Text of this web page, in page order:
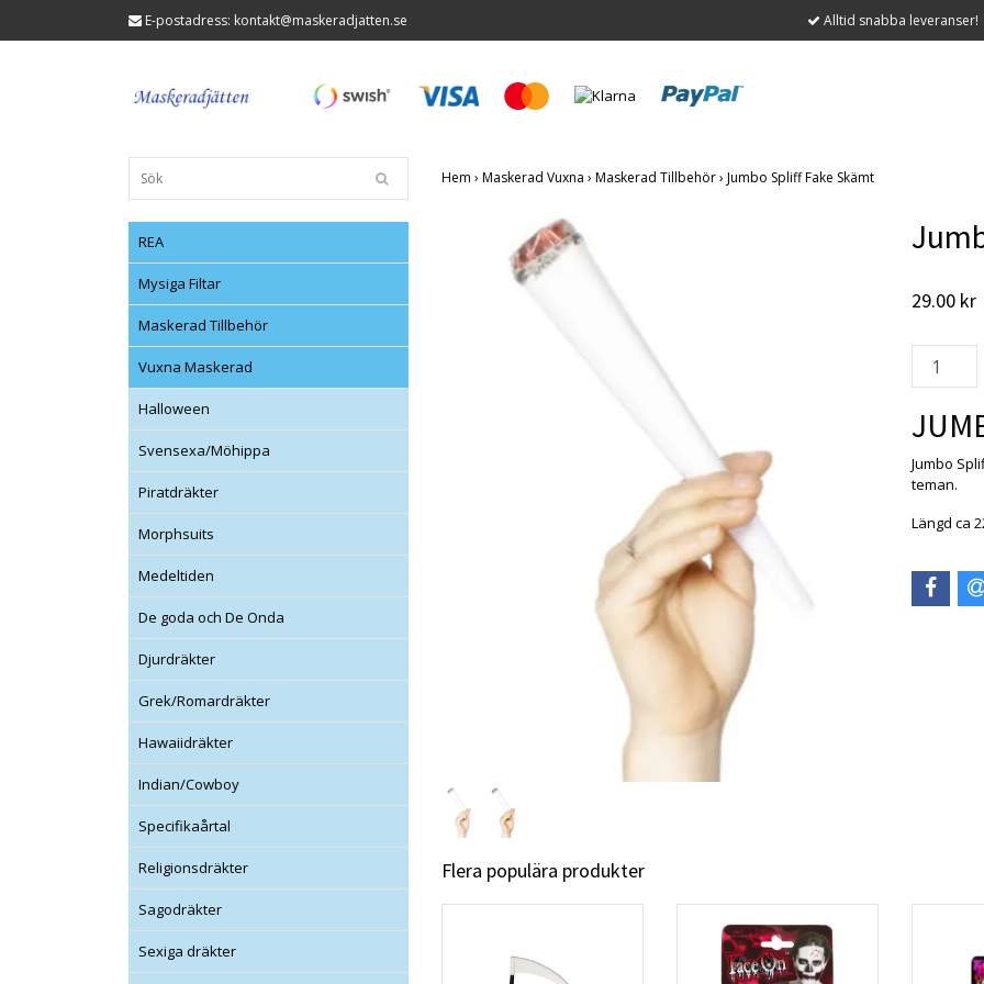
E-postadress: kontakt@maskeradjatten.se Alltid snabba leveranser!
REA
Mysiga Filtar
Maskerad Tillbehör
Vuxna Maskerad
Halloween
Svensexa/Möhippa
Piratdräkter
Morphsuits
Medeltiden
De goda och De Onda
Djurdräkter
Grek/Romardräkter
Hawaiidräkter
Indian/Cowboy
Specifikaårtal
Religionsdräkter
Sagodräkter
Sexiga dräkter
Hem › Maskerad Vuxna › Maskerad Tillbehör› Jumbo Spliff Fake Skämt
29.00 kr
Jumbo
teman.
Längd ca
Flera populära produkter